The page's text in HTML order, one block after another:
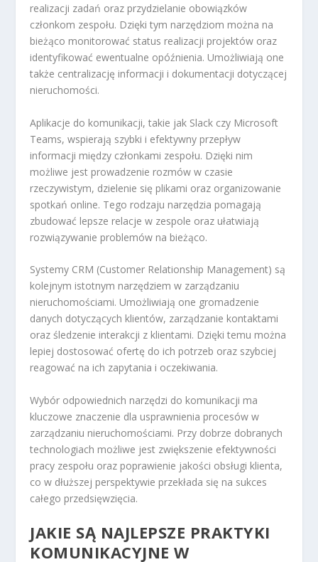
realizacji zadań oraz przydzielanie obowiązków
członkom zespołu. Dzięki tym narzędziom można na
bieżąco monitorować status realizacji projektów oraz
identyfikować ewentualne opóźnienia. Umożliwiają one
także centralizację informacji i dokumentacji dotyczącej
nieruchomości.
Aplikacje do komunikacji, takie jak Slack czy Microsoft
Teams, wspierają szybki i efektywny przepływ
informacji między członkami zespołu. Dzięki nim
możliwe jest prowadzenie rozmów w czasie
rzeczywistym, dzielenie się plikami oraz organizowanie
spotkań online. Tego rodzaju narzędzia pomagają
zbudować lepsze relacje w zespole oraz ułatwiają
rozwiązywanie problemów na bieżąco.
Systemy CRM (Customer Relationship Management) są
kolejnym istotnym narzędziem w zarządzaniu
nieruchomościami. Umożliwiają one gromadzenie
danych dotyczących klientów, zarządzanie kontaktami
oraz śledzenie interakcji z klientami. Dzięki temu można
lepiej dostosować ofertę do ich potrzeb oraz szybciej
reagować na ich zapytania i oczekiwania.
Wybór odpowiednich narzędzi do komunikacji ma
kluczowe znaczenie dla usprawnienia procesów w
zarządzaniu nieruchomościami. Przy dobrze dobranych
technologiach możliwe jest zwiększenie efektywności
pracy zespołu oraz poprawienie jakości obsługi klienta,
co w dłuższej perspektywie przekłada się na sukces
całego przedsięwzięcia.
JAKIE SĄ NAJLEPSZE PRAKTYKI
KOMUNIKACYJNE W